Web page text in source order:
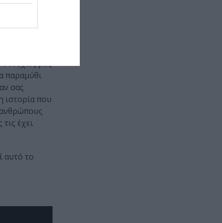
σαν απλός
μπορούν
λείψει
συνεχώς μας
παραμύθι
σας
ιστορία που
ανθρώπους
έχει
αυτό το